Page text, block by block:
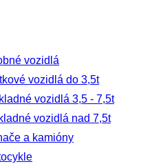
vozidlá
vozidlá do 3,5t
vozidlá 3,5 - 7,5t
vozidlá nad 7,5t
a kamióny
nad 7,5t
skútre, štvorkolky